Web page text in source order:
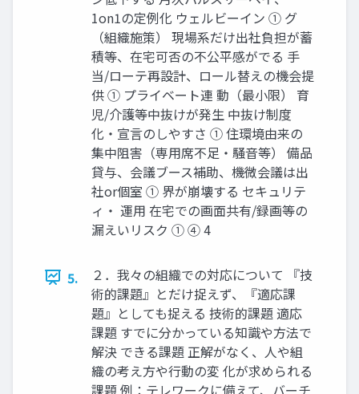
1on1の定例化 ウェルビーイン ① グ
（組織施策） 現場系だけ出社負担が蓄
積等、在宅可否の不公平感がでる 手
当/ローテ再設計、ロール替えの機会提
供 ① プライベート連 動（最小限） 育
児/介護等中抜けが発生 中抜け制度
化・宣言のしやすさ ① 住環境由来の
集中阻害（専用席不足・騒音等） 備品
貸与、会議ブース補助、機微会議は出
社or個室 ① 界が崩壊する セキュリテ
ィ・ 運用 在宅での画面共有/録画等の
漏えいリスク ① ④ 4
5.
２．我々の組織での対応について 『技
術的課題』とだけ捉えず、『適応課
題』としても捉える 技術的課題 適応
課題 すでに分かっている知識や方法で
解決 できる課題 正解がなく、人や組
織の考え方や行動の変 化が求められる
課題 例：テレワークに備えて、バーチ